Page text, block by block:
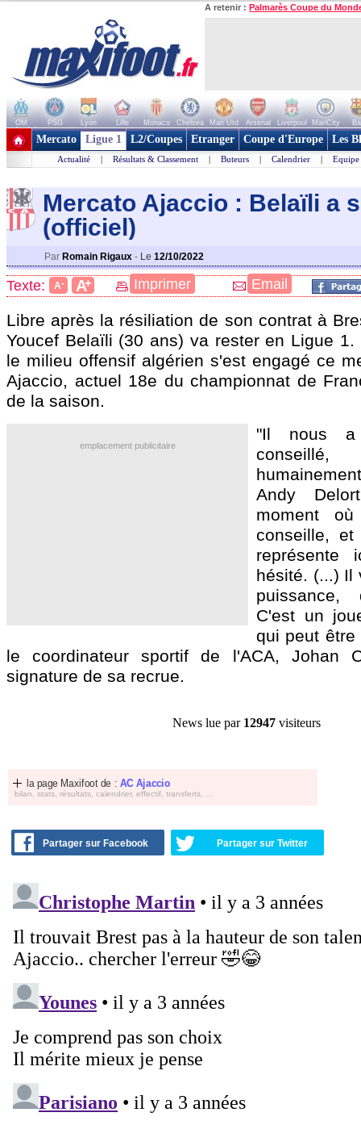
A retenir : Palmarès Coupe du
OM PSG Lyon Lille Monaco Chelsea Man Utd Arsenal Liverpool ManCity
+ de clubs
Mercato Ligue 1 L2/Coupes Etranger Coupe d'Europe Les
Actualité | Résultats & Classement | Buteurs | Calendrier | Equipe
Mercato Ajaccio : Belaïli a
(officiel)
Par Romain Rigaux - Le 12/10/2022
Texte: A- A+ Imprimer Email
Libre après la résiliation de son contrat à
Youcef Belaïli (30 ans) va rester en Ligue 1.
le milieu offensif algérien s'est engagé ce
Ajaccio, actuel 18e du championnat de
de la saison.
emplacement publicitaire
"Il nous a
Andy
moment
conseille,
hésité. (...) Il
C'est un
qui peut être
le coordinateur sportif de l'ACA, Johan
signature de sa recrue.
News lue par 12947 visiteurs
la page Maxifoot de : AC Ajaccio
bilan, stats, résultats, calendrier, effectif, transferts, ...
Partager sur Facebook Partager sur Twitter